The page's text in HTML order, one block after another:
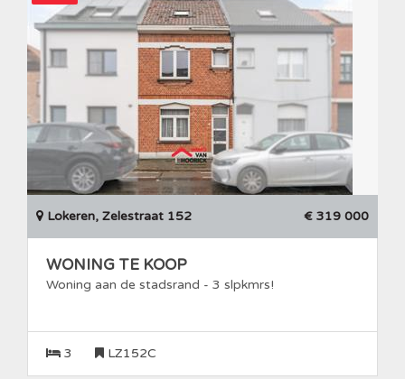
Lokeren, Zelestraat 152 € 319 000
WONING TE KOOP
Woning aan de stadsrand - 3 slpkmrs!
3 LZ152C